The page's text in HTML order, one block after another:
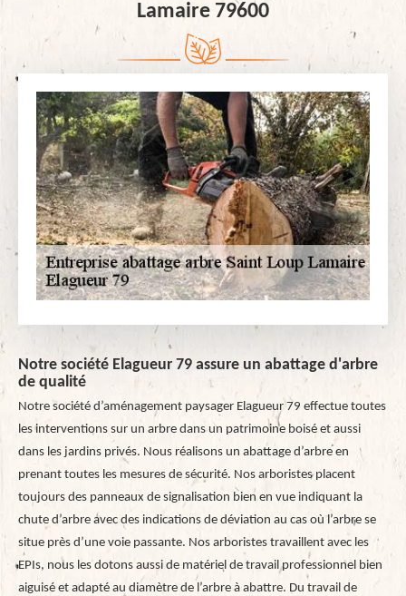
Lamaire 79600
Notre société Elagueur 79 assure un abattage d'arbre
de qualité
Notre société d’aménagement paysager Elagueur 79 effectue toutes
les interventions sur un arbre dans un patrimoine boisé et aussi
dans les jardins privés. Nous réalisons un abattage d’arbre en
prenant toutes les mesures de sécurité. Nos arboristes placent
toujours des panneaux de signalisation bien en vue indiquant la
chute d’arbre avec des indications de déviation au cas où l’arbre se
situe près d’une voie passante. Nos arboristes travaillent avec les
EPIs, nous les dotons aussi de matériel de travail professionnel bien
aiguisé et adapté au diamètre de l’arbre à abattre. Du travail de